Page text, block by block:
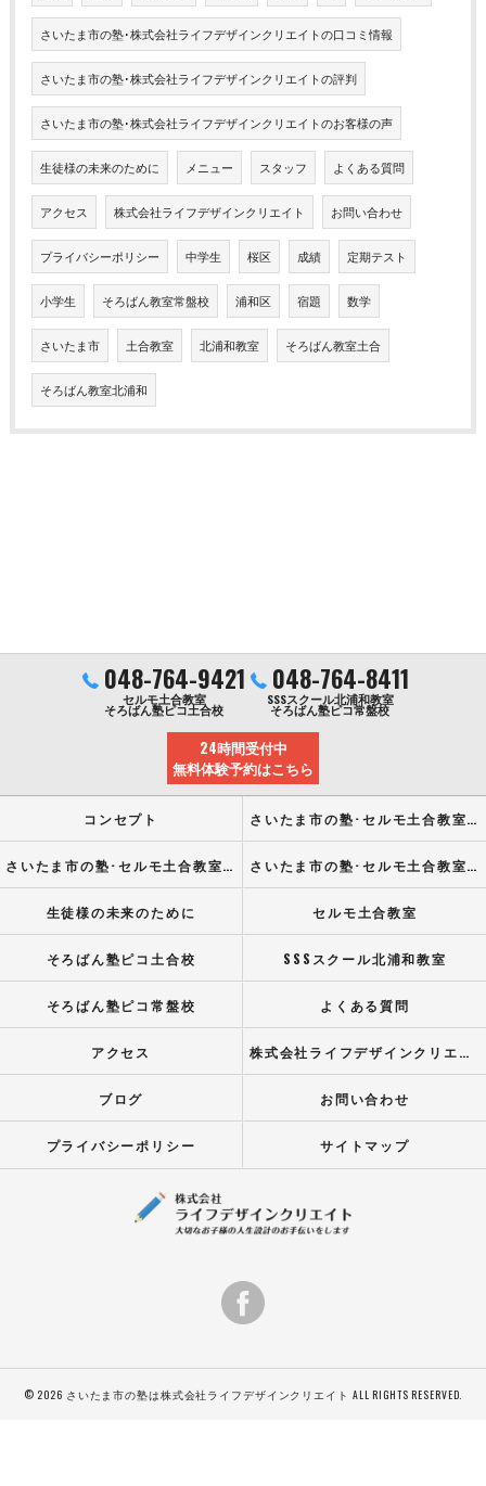
さいたま市の塾･株式会社ライフデザインクリエイトの口コミ情報
さいたま市の塾･株式会社ライフデザインクリエイトの評判
さいたま市の塾･株式会社ライフデザインクリエイトのお客様の声
生徒様の未来のために メニュー スタッフ よくある質問
アクセス 株式会社ライフデザインクリエイト お問い合わせ
プライバシーポリシー 中学生 桜区 成績 定期テスト
小学生 そろばん教室常盤校 浦和区 宿題 数学
さいたま市 土合教室 北浦和教室 そろばん教室土合
そろばん教室北浦和
048-764-9421
セルモ土合教室
そろばん塾ピコ土合校
048-764-8411
SSSスクール北浦和教室
そろばん塾ピコ常盤校
24時間受付中
無料体験予約はこちら
コンセプト さいたま市の塾･セルモ土合教室の口コミ情報
さいたま市の塾･セルモ土合教室の評判 さいたま市の塾･セルモ土合教室のお客様の声
生徒様の未来のために セルモ土合教室
そろばん塾ピコ土合校 SSSスクール北浦和教室
そろばん塾ピコ常盤校 よくある質問
アクセス 株式会社ライフデザインクリエイト
ブログ お問い合わせ
プライバシーポリシー サイトマップ
© 2026 さいたま市の塾は株式会社ライフデザインクリエイト ALL RIGHTS RESERVED.